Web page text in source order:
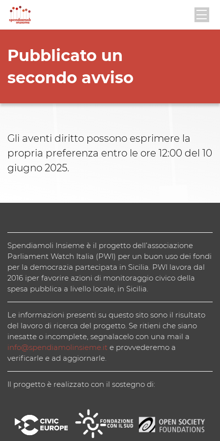
Pubblicato un
secondo avviso
Gli aventi diritto possono esprimere la
propria preferenza entro le ore 12:00 del 10
giugno 2025.
Spendiamoli Insieme è il progetto dell’associazione
Parliament Watch Italia (PWI) per un buon uso dei fondi
per la democrazia partecipata in Sicilia. PWI lavora dal
2016 iper favorire azioni di monitoraggio civico della
spesa pubblica a livello locale, in Sicilia.
Le informazioni presenti su questo sito sono il risultato
del lavoro di ricerca del progetto. Se ritieni che siano
inesatte o incomplete, segnalacelo con una mail a
info@spendiamolinsieme.it e provvederemo a
verificarle e ad aggiornarle.
Il progetto è realizzato con il sostegno di: